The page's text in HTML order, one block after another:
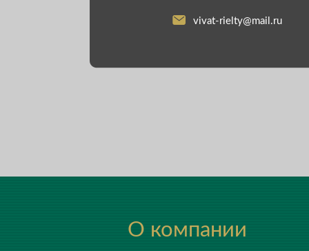
vivat-rielty@mail.ru
О компании